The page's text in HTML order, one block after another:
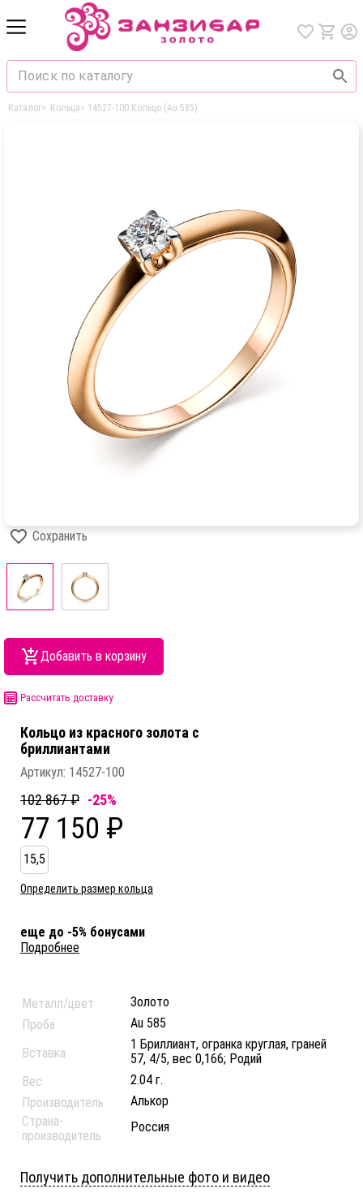
Каталог> Кольца> 14527-100 Кольцо (Au 585)
Сохранить
Добавить в корзину
Рассчитать доставку
Кольцо из красного золота c
бриллиантами
Артикул: 14527-100
102 867 ₽ -25%
77 150 ₽
15,5
Определить размер кольца
еще до -5% бонусами
Подробнее
Металл/цвет
Золото
Проба
Au 585
Вставка
1 Бриллиант, огранка круглая, граней
57, 4/5, вес 0,166; Родий
Вес
2.04 г.
Производитель
Алькор
Страна-
производитель
Россия
Получить дополнительные фото и видео